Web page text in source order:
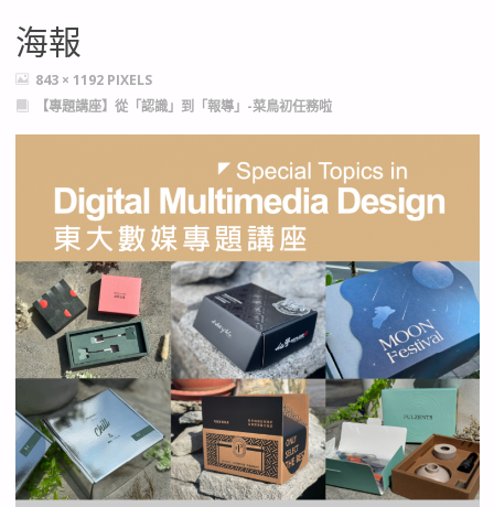
海報
FULL
SIZE
843 × 1192 PIXELS
【專題講座】從「認識」到「報導」-菜鳥初任務啦